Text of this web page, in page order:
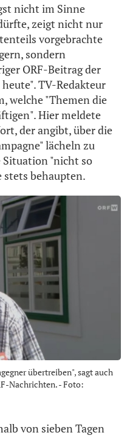
nicht im Sinne
zeigt nicht nur
vorgebrachte
sondern
ORF-Beitrag der
TV-Redakteur
welche "Themen die
Hier meldete
der angibt, über die
lächeln zu
Situation "nicht so
stets behaupten.
übertreiben", sagt auch
Nachrichten. - Foto:
von sieben Tagen